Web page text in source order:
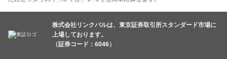
株式会社リンクバルは、東京証券取引所スタンダード市場に
上場しております。
（証券コード：6046）